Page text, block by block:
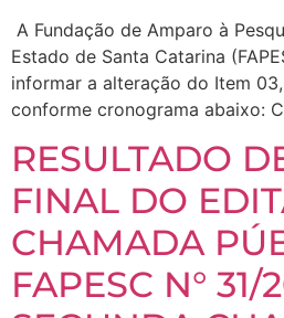
A Fundação de Amparo à
Estado de Santa Catarina
informar a alteração do Item
conforme cronograma abaixo:
RESULTADO
FINAL DO
CHAMADA
FAPESC N° 31/